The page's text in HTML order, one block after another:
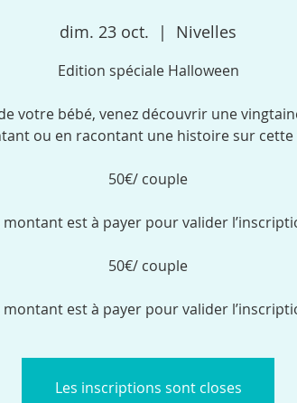
dim. 23 oct.
  |
Nivelles
Edition spéciale Halloween
votre bébé, venez découvrir une
ou en racontant une histoire sur
50€/ couple
montant est à payer pour valider
50€/ couple
Les inscriptions sont closes